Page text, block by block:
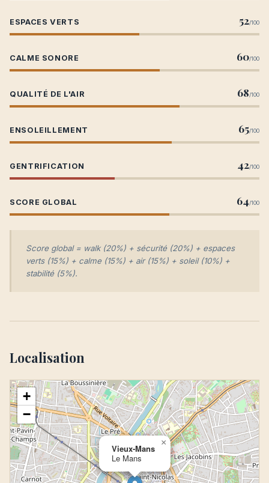
ESPACES VERTS 52/100
CALME SONORE 60/100
QUALITÉ DE L'AIR 68/100
ENSOLEILLEMENT 65/100
GENTRIFICATION 42/100
SCORE GLOBAL 64/100
Score global = walk (20%) + sécurité (20%) + espaces
verts (15%) + calme (15%) + air (15%) + soleil (10%) +
stabilité (5%).
Localisation
Vieux-Mans
Le Mans
×
+
−